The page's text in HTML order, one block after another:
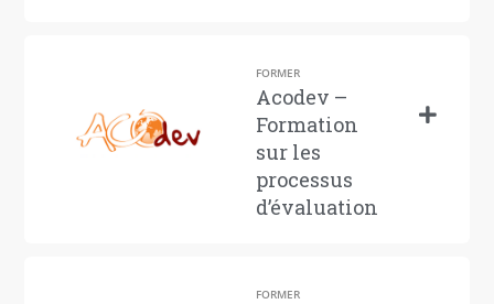
FORMER
Acodev –
Formation
sur les
processus
d’évaluation
FORMER